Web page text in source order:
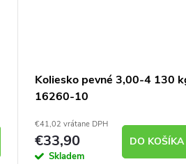
Koliesko pevné 3,00-4 130
16260-10
€41,02 vrátane DPH
€33,90
Skladem
DO KOŠÍKA